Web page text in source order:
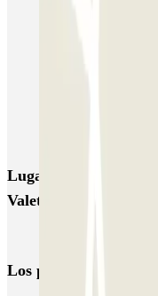
JETPARK Aeroporto
EASYPARKING
Airpark - Valet -
Lugares y eventos
Valet - Aeroporto de
Parking Aeropuerto
Los parkings más